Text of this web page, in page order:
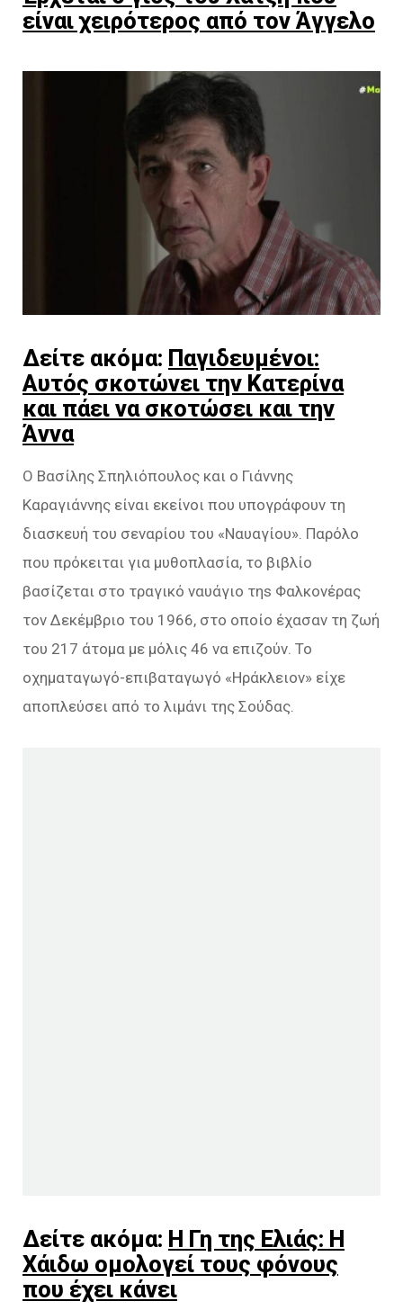
είναι χειρότερος από τον Άγγελο
Δείτε ακόμα: Παγιδευμένοι:
Αυτός σκοτώνει την Κατερίνα
και πάει να σκοτώσει και την
Άννα
Ο Βασίλης Σπηλιόπουλος και ο Γιάννης
Καραγιάννης είναι εκείνοι που υπογράφουν τη
διασκευή του σεναρίου του «Ναυαγίου». Παρόλο
που πρόκειται για μυθοπλασία, το βιβλίο
βασίζεται στο τραγικό ναυάγιο τηs Φαλκονέρας
τον Δεκέμβριο του 1966, στο οποίο έχασαν τη ζωή
του 217 άτομα με μόλις 46 να επιζούν. Το
οχηματαγωγό-επιβαταγωγό «Ηράκλειον» είχε
αποπλεύσει από το λιμάνι της Σούδας.
Δείτε ακόμα: Η Γη της Ελιάς: Η
Χάιδω ομολογεί τους φόνους
που έχει κάνει